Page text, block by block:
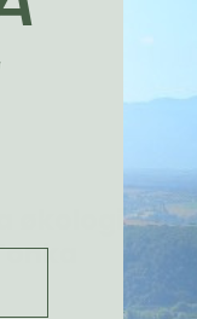
økologisk